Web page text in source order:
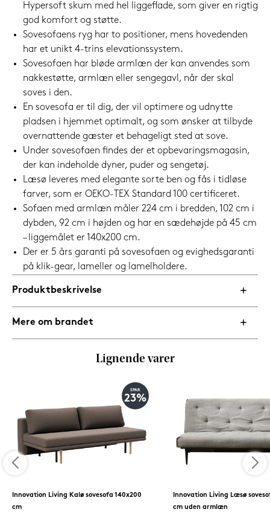
Hypersoft skum med hel liggeflade, som giver en rigtig
god komfort og støtte.
Sovesofaens ryg har to positioner, mens hovedenden
har et unikt 4-trins elevationssystem.
Sovesofaen har bløde armlæn der kan anvendes som
nakkestøtte, armlæn eller sengegavl, når der skal
soves i den.
En sovesofa er til dig, der vil optimere og udnytte
pladsen i hjemmet optimalt, og som ønsker at tilbyde
overnattende gæster et behageligt sted at sove.
Under sovesofaen findes der et opbevaringsmagasin,
der kan indeholde dyner, puder og sengetøj.
Læsø leveres med elegante sorte ben og fås i tidløse
farver, som er OEKO-TEX Standard 100 certificeret.
Sofaen med armlæn måler 224 cm i bredden, 102 cm i
dybden, 92 cm i højden og har en sædehøjde på 45 cm
– liggemålet er 140x200 cm.
Der er 5 års garanti på sovesofaen og evighedsgaranti
på klik-gear, lameller og lamelholdere.
Produktbeskrivelse
Mere om brandet
Lignende varer
SPAR
23%
Innovation Living Kalø sovesofa 140x200
cm
Innovation Living Læsø
cm uden armlæn